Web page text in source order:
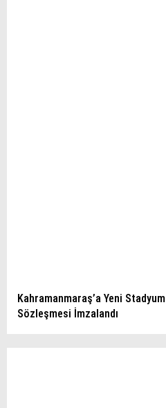
Kahramanmaraş’a Yeni
Sözleşmesi İmzalandı